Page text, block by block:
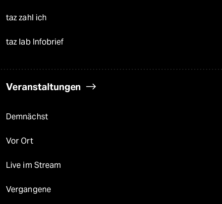
taz zahl ich
taz lab Infobrief
Veranstaltungen
Demnächst
Vor Ort
Live im Stream
Vergangene